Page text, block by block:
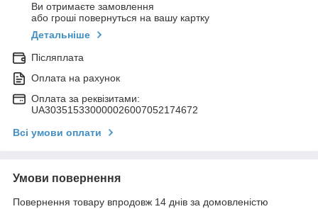
Ви отримаєте замовлення
або гроші повернуться на вашу картку
Детальніше
Післяплата
Оплата на рахунок
Оплата за реквізитами:
UA303515330000026007052174672
Всі умови оплати
Умови повернення
Повернення товару впродовж 14 днів за домовленістю